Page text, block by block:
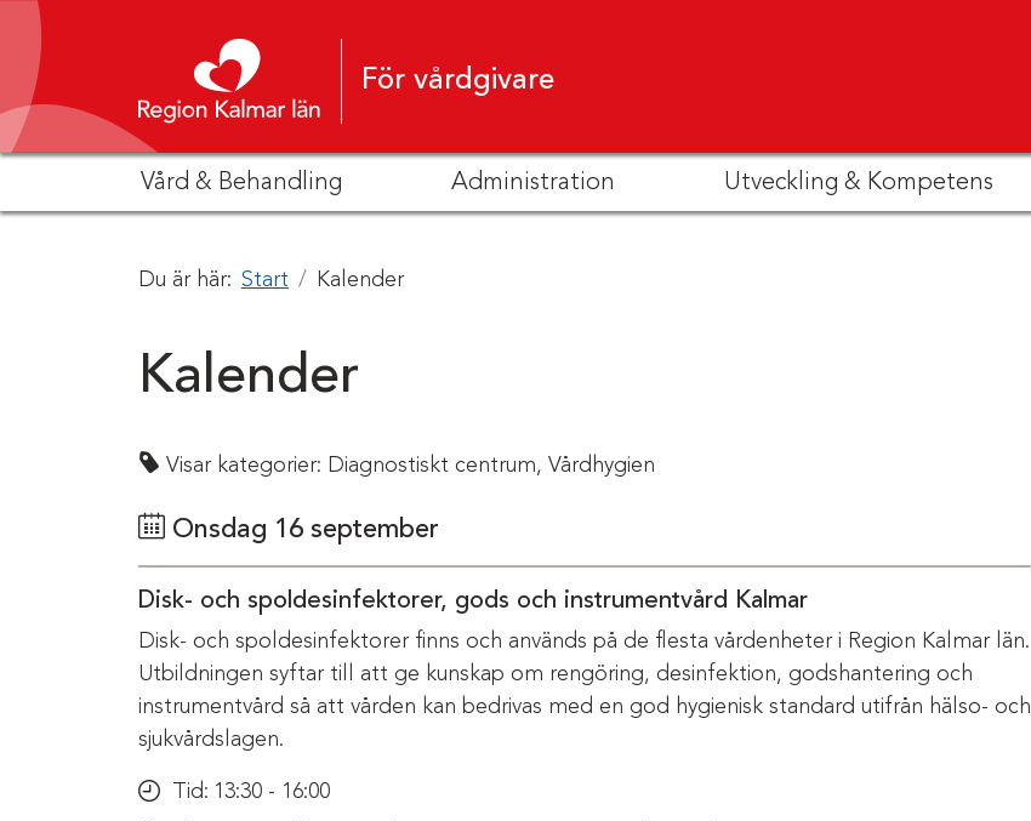
Hoppa till innehåll
För vårdgivare
Vård & Behandling Administration Utveckling & Kompetens
Du är här: Start Kalender
Kalender
Visar kategorier: Diagnostiskt centrum, Vårdhygien
Onsdag 16 september
Disk- och spoldesinfektorer, gods och instrumentvård Kalmar
Disk- och spoldesinfektorer finns och används på de flesta vårdenheter i Region Kalmar län.
Utbildningen syftar till att ge kunskap om rengöring, desinfektion, godshantering och
instrumentvård så att vården kan bedrivas med en god hygienisk standard utifrån hälso- och
sjukvårdslagen.
Tid: 13:30 - 16:00